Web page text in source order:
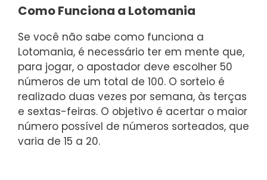
Como Funciona a Lotomania
Se você não sabe como funciona a
Lotomania, é necessário ter em mente que,
para jogar, o apostador deve escolher 50
números de um total de 100. O sorteio é
realizado duas vezes por semana, às terças
e sextas-feiras. O objetivo é acertar o maior
número possível de números sorteados, que
varia de 15 a 20.